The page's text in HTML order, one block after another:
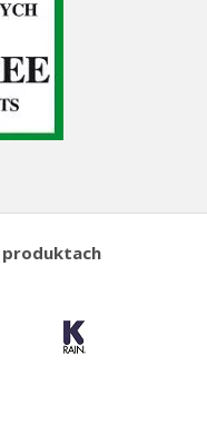
produktach